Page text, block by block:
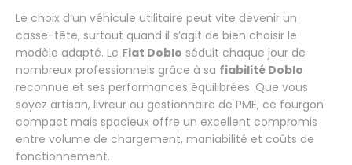
Le choix d’un véhicule utilitaire peut vite devenir un
casse-tête, surtout quand il s’agit de bien choisir le
modèle adapté. Le Fiat Doblo séduit chaque jour de
nombreux professionnels grâce à sa fiabilité Doblo
reconnue et ses performances équilibrées. Que vous
soyez artisan, livreur ou gestionnaire de PME, ce fourgon
compact mais spacieux offre un excellent compromis
entre volume de chargement, maniabilité et coûts de
fonctionnement.